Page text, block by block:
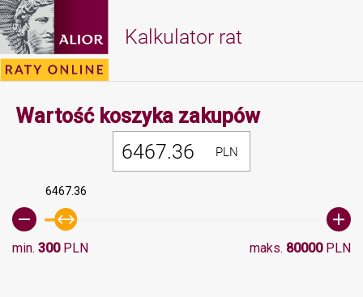
Kalkulator rat
Wartość koszyka zakupówMinimalna
PLN
6467.36
min. 300PLN maks. 80000PLN